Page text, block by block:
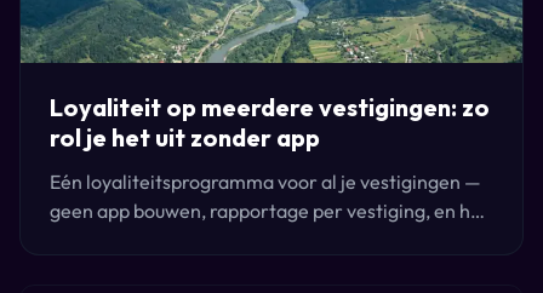
Loyaliteit op meerdere vestigingen: zo
rol je het uit zonder app
Eén loyaliteitsprogramma voor al je vestigingen —
geen app bouwen, rapportage per vestiging, en het